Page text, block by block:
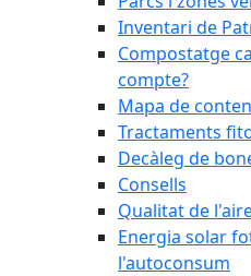
Inventari de
Compostatge
compte?
Mapa de
Tractaments
Decàleg de
Consells
Qualitat de
Energia solar
l'autoconsum